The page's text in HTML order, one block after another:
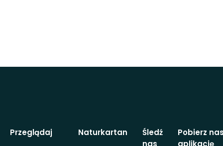
Przeglądaj
Naturkartan
Śledź
nas
Pobierz
aplikację